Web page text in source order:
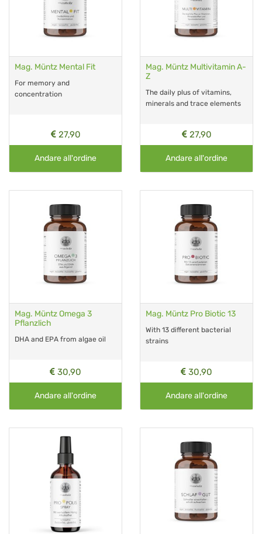
Mag. Müntz Mental Fit
For memory and
concentration
27,90
Andare all'ordine
Mag. Müntz Multivitamin A-
Z
The daily plus of vitamins,
minerals and trace elements
27,90
Andare all'ordine
Mag. Müntz Omega 3
Pflanzlich
DHA and EPA from algae oil
30,90
Andare all'ordine
Mag. Müntz Pro Biotic 13
With 13 different bacterial
strains
30,90
Andare all'ordine